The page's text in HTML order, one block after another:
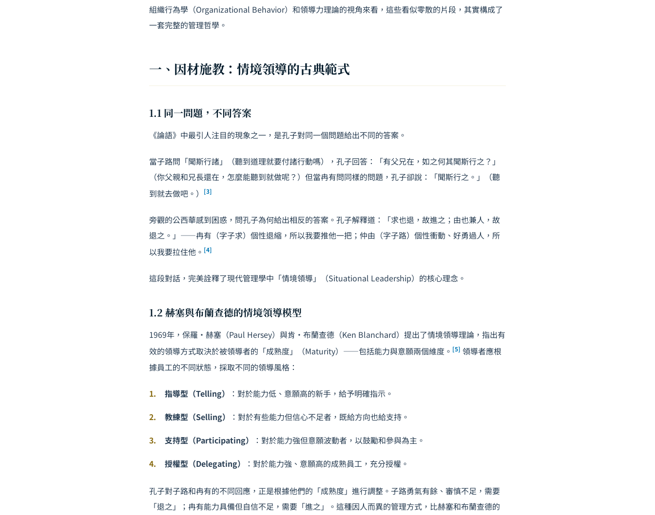
組織行為學（Organizational Behavior）和領導力理論的視角來看，這些看似零散的片段，其實構成了
一套完整的管理哲學。
一、因材施教：情境領導的古典範式
1.1 同一問題，不同答案
《論語》中最引人注目的現象之一，是孔子對同一個問題給出不同的答案。
當子路問「聞斯行諸」（聽到道理就要付諸行動嗎），孔子回答：「有父兄在，如之何其聞斯行之？」
（你父親和兄長還在，怎麼能聽到就做呢？）但當冉有問同樣的問題，孔子卻說：「聞斯行之。」（聽
到就去做吧。）
[3]
旁觀的公西華感到困惑，問孔子為何給出相反的答案。孔子解釋道：「求也退，故進之；由也兼人，故
退之。」——冉有（字子求）個性退縮，所以我要推他一把；仲由（字子路）個性衝動、好勇過人，所
以我要拉住他。 [4]
這段對話，完美詮釋了現代管理學中「情境領導」（Situational Leadership）的核心理念。
1.2 赫塞與布蘭查德的情境領導模型
1969年，保羅・赫塞（Paul Hersey）與肯・布蘭查德（Ken Blanchard）提出了情境領導理論，指出有
效的領導方式取決於被領導者的「成熟度」（Maturity）——包括能力與意願兩個維度。 [5] 領導者應根
據員工的不同狀態，採取不同的領導風格：
指導型（Telling）
：對於能力低、意願高的新手，給予明確指示。
教練型（Selling）
：對於有些能力但信心不足者，既給方向也給支持。
支持型（Participating）
：對於能力強但意願波動者，以鼓勵和參與為主。
授權型（Delegating）
：對於能力強、意願高的成熟員工，充分授權。
孔子對子路和冉有的不同回應，正是根據他們的「成熟度」進行調整。子路勇氣有餘、審慎不足，需要
「退之」；冉有能力具備但自信不足，需要「進之」。這種因人而異的管理方式，比赫塞和布蘭查德的